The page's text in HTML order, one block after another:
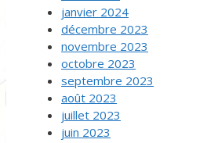
janvier 2024
décembre 2023
novembre 2023
octobre 2023
septembre 2023
août 2023
juillet 2023
juin 2023